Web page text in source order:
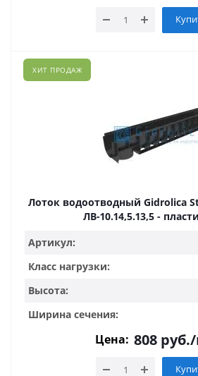
ХИТ ПРОДАЖ
Лоток водоотводный Gidrolica
ЛВ-10.14,5.13,5 -
Артикул:
Класс нагрузки:
Высота:
Ширина сечения:
Цена: 808 руб.